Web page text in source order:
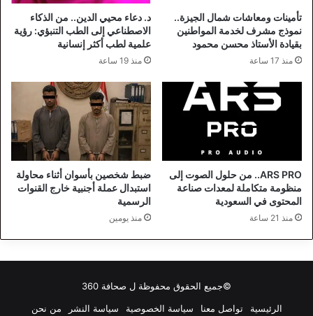
تأمينات ومعاشات شمال الجيزة..
نموذج مشرف لخدمة المواطنين
بقيادة الأستاذ محسن محمود
منذ 17 ساعة
د. دعاء محيي الدين.. من الذكاء
الاصطناعي إلى الطب التنبؤي: رؤية
علمية لطب أكثر إنسانية
منذ 19 ساعة
ARS PRO.. من حلول الصوت إلى
منظومة متكاملة لمعدات صناعة
المحتوى في السعودية
منذ 21 ساعة
ضبط شخصين بأسوان أثناء محاولة
استبدال عملة أجنبية خارج القنوات
الرسمية
منذ يومين
©جميع الحقوق محفوظة ل صحافة 360
الرئيسية
تواصل معنا سياسة الخصوصية سياسة النشر من نحن